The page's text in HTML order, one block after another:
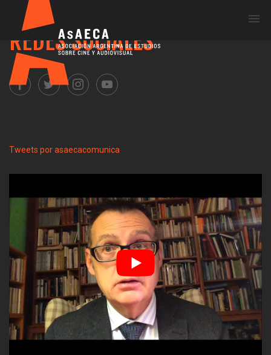
REDES SOCIALES
Tweets por asaecacomunica